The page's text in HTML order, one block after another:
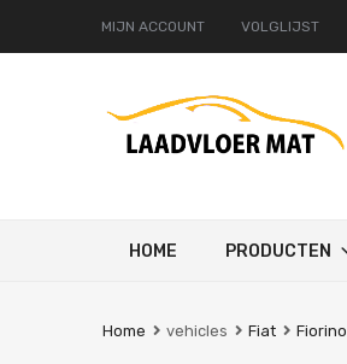
MIJN ACCOUNT VOLGLIJST
HOME PRODUCTEN
Home vehicles Fiat Fiorino